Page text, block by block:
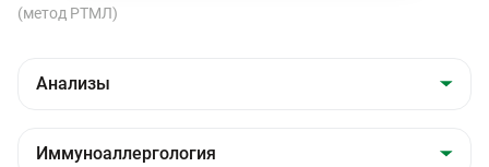
(метод РТМЛ)